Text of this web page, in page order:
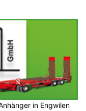
in Engwilen